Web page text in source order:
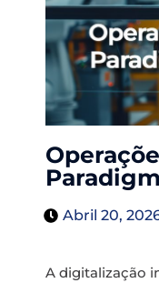
Abril 20,
A digitalização